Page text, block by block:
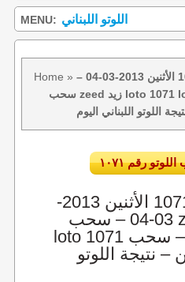
MENU: اللوتو اللبناني
Home »نتائج سحب اللوتو 1071 الأثنين 2013-03-04 –
سحب zeed زيد loto 1071 loto 1071 نتيجة اللوتو الأثنين –
اللوتو اللبناني اليوم
نتائج سحب اللوتو 1071 الأثنين 2013-
03-04 – سحب zeed زيد loto 1071
loto 1071 نتيجة اللوتو الأثنين – سحب
– نتيجة اللوتو